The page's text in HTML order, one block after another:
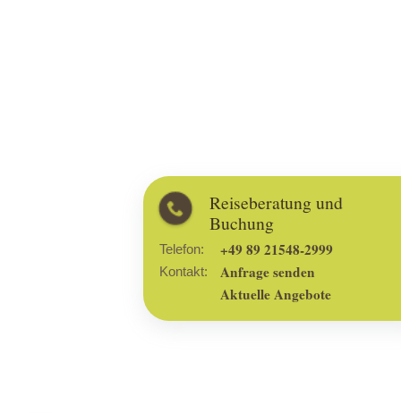
Reiseberatung und
Buchung
Telefon: +49 89 21548-2999
Kontakt:
Anfrage senden
Aktuelle Angebote